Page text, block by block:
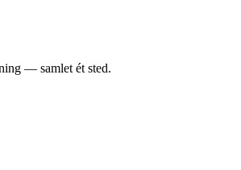
— samlet ét sted.